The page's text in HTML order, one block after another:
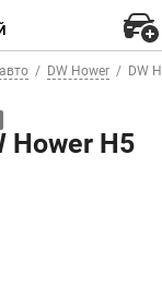
DW Hower DW
Hower H5